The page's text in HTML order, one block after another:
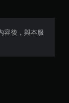
分
容後，與本服